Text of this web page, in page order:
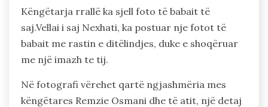
Këngëtarja rrallë ka sjell foto të babait të
saj.Vellai i saj Nexhati, ka postuar nje fotot të
babait me rastin e ditëlindjes, duke e shoqëruar
me një imazh te tij.
Në fotografi vërehet qartë ngjashmëria mes
këngëtares Remzie Osmani dhe të atit, një detaj